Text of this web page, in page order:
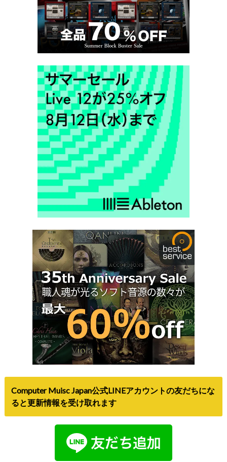
Computer Muisc Japan公式LINEアカウントの友だちにな
ると更新情報を受け取れます